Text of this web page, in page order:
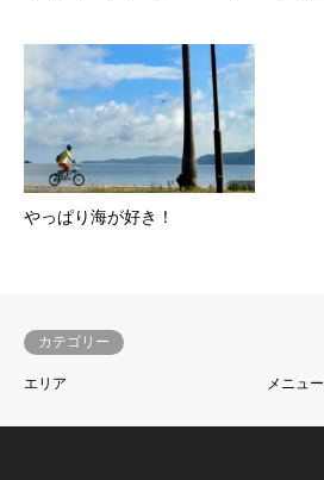
やっぱり海が好き！
カテゴリー
エリア メニュー